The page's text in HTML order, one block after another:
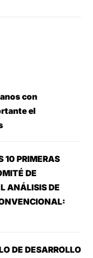
con
el
10 PRIMERAS
DE
ANÁLISIS DE
DE DESARROLLO